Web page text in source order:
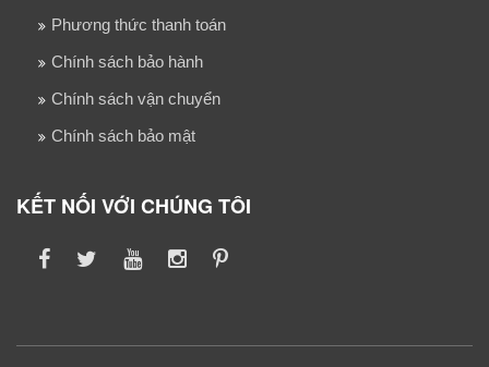
Phương thức thanh toán
Chính sách bảo hành
Chính sách vận chuyển
Chính sách bảo mật
KẾT NỐI VỚI CHÚNG TÔI